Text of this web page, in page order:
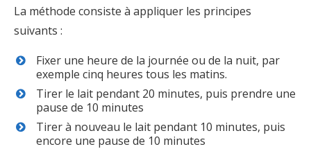
La méthode consiste à appliquer les principes
suivants :
Fixer une heure de la journée ou de la nuit, par
exemple cinq heures tous les matins.
Tirer le lait pendant 20 minutes, puis prendre une
pause de 10 minutes
Tirer à nouveau le lait pendant 10 minutes, puis
encore une pause de 10 minutes